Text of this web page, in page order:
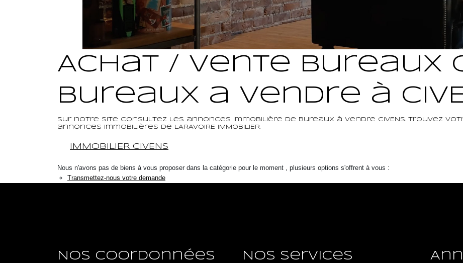
Achat / Vente Bureaux
Bureaux a vendre à
Sur notre site consultez les annonces immobilière de Bureaux à vendre CIVENS. Trouvez
annonces immobilières de LARAVOIRE IMMOBILIER.
IMMOBILIER CIVENS
Nous n'avons pas de biens à vous proposer dans la catégorie pour le moment , plusieurs options s'offrent à vous :
Transmettez-nous votre demande
Nos coordonnées Nos services